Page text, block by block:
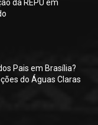
da REPU em
Pais em Brasília?
do Águas Claras